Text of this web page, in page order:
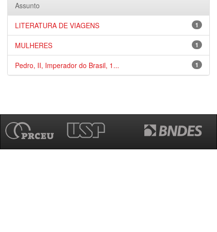
Assunto
1
LITERATURA DE VIAGENS
1
MULHERES
1
Pedro, II, Imperador do Brasil, 1...